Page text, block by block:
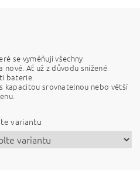
se vyměňují všechny
Ať už z důvodu snížené
baterie.
kapacitou srovnatelnou nebo větší
variantu